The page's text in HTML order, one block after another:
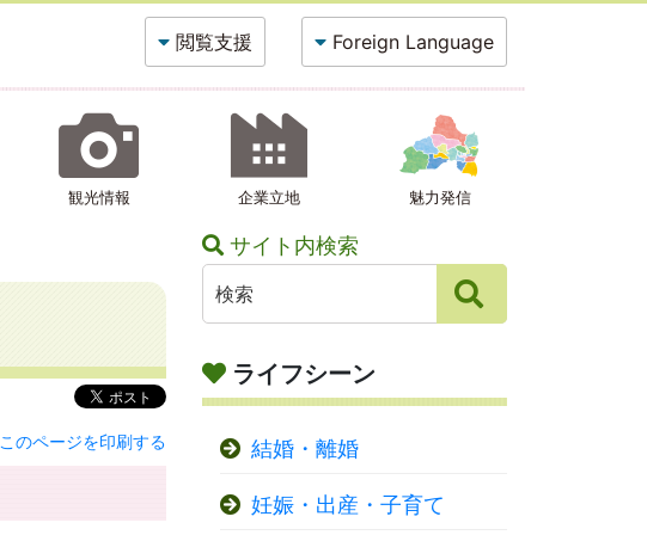
閲覧支援 Foreign Language
観光情報 企業立地 魅力発信
このページを印刷する
サイト内検索
ライフシーン
結婚・離婚
妊娠・出産・子育て